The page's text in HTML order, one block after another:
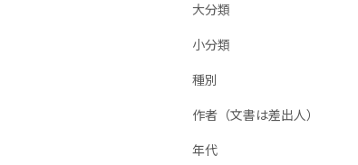
大分類
小分類
種別
作者（文書は差出人）
年代